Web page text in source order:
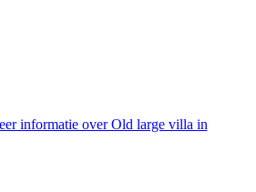
informatie over Old large villa in